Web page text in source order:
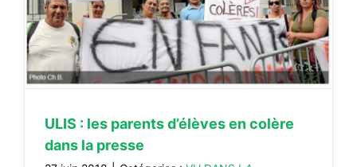
ULIS : les parents d’élèves en colère
dans la presse